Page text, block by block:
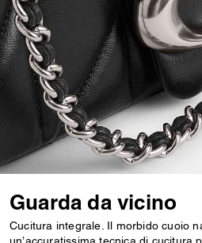
Guarda da vicino
Cucitura integrale. Il morbido cuoio
un’accuratissima tecnica di cucitura